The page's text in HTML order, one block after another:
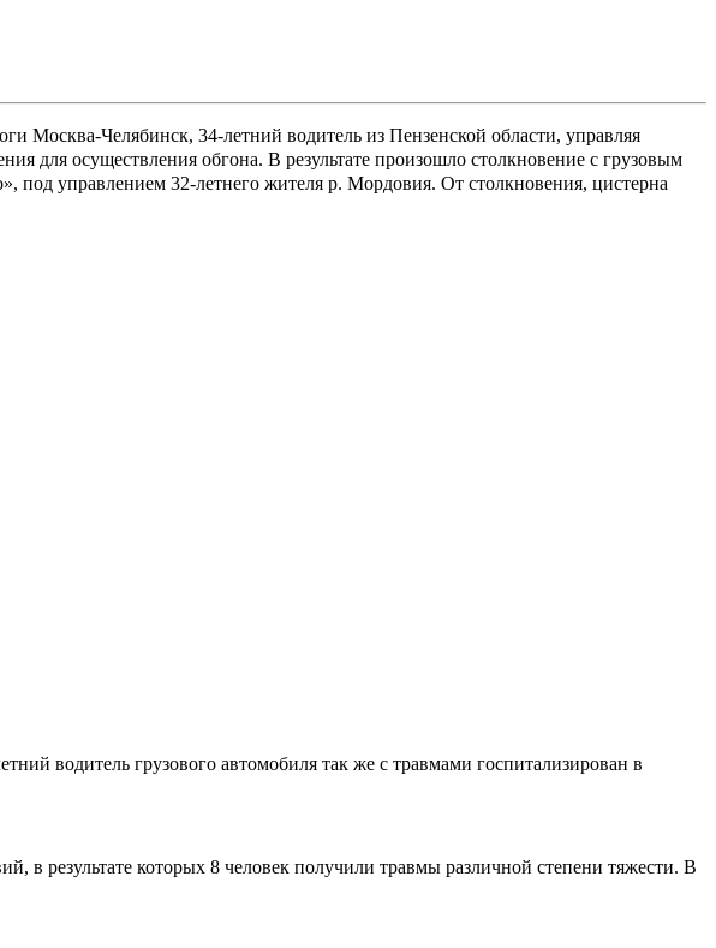
Москва-Челябинск, 34-летний водитель из Пензенской области, управляя
для осуществления обгона. В результате произошло столкновение с грузовым
управлением 32-летнего жителя р. Мордовия. От столкновения, цистерна
водитель грузового автомобиля так же с травмами госпитализирован в
в результате которых 8 человек получили травмы различной степени тяжести. В